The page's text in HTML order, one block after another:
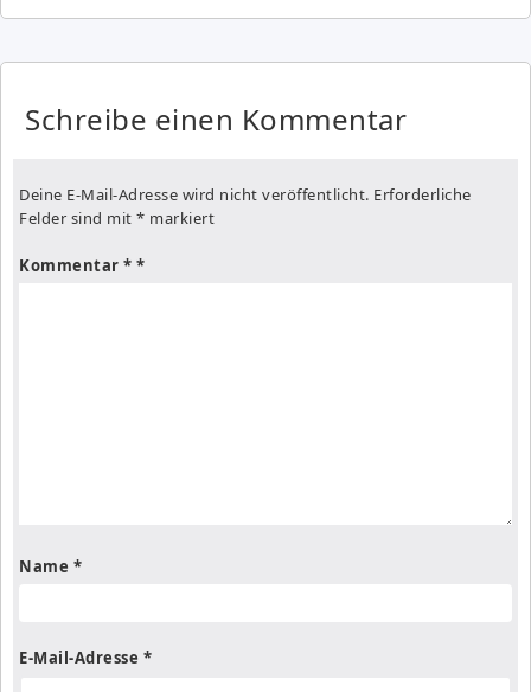
Schreibe einen Kommentar
Deine E-Mail-Adresse wird nicht veröffentlicht. Erforderliche
Felder sind mit * markiert
Kommentar *
Name *
E-Mail-Adresse *